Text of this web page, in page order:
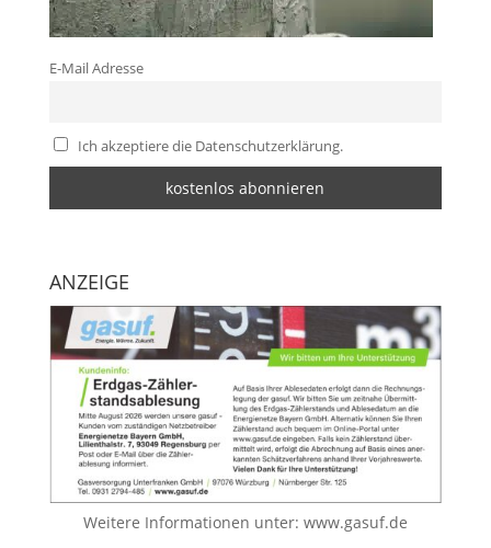
E-Mail Adresse
Ich akzeptiere die Datenschutzerklärung.
ANZEIGE
Weitere Informationen unter: www.gasuf.de